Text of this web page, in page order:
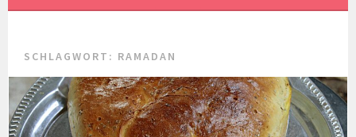
SCHLAGWORT: RAMADAN